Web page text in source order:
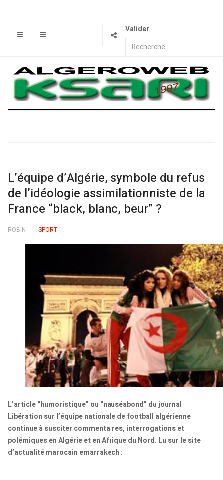
Valider
L’équipe d’Algérie, symbole du refus
de l’idéologie assimilationniste de la
France “black, blanc, beur” ?
ROBIN SPORT
L’article “humoristique” ou “nauséabond” du journal
Libération sur l’équipe nationale de football algérienne
continue à susciter commentaires, interrogations et
polémiques en Algérie et en Afrique du Nord. Lu sur le site
d’actualité marocain emarrakech :